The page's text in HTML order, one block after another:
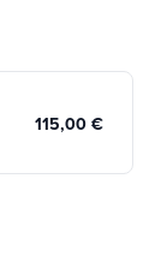
115,00 €